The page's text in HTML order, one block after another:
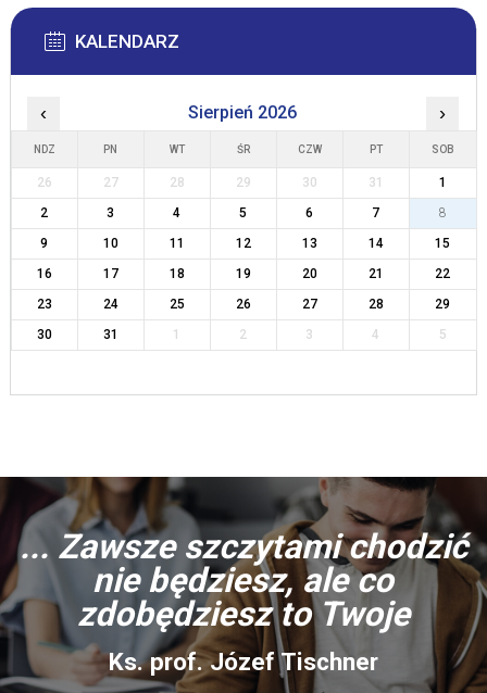
KALENDARZ
‹ Sierpień 2026 ›
NDZ PN WT ŚR CZW PT SOB
26 27 28 29 30 31
1
2
3 4 5 6 7
8
9
10 11 12 13 14
15
16
17 18 19 20 21
22
23
24 25 26 27 28
29
30
31 1 2 3 4 5
... Zawsze szczytami chodzić
nie będziesz, ale co
zdobędziesz to Twoje
Ks. prof. Józef Tischner